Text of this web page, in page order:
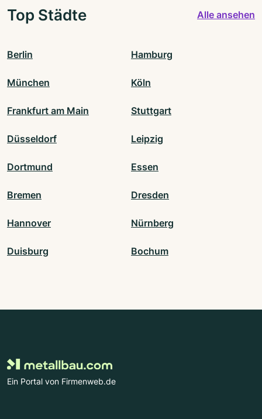
Top Städte Alle ansehen
Berlin Hamburg
München Köln
Frankfurt am Main Stuttgart
Düsseldorf Leipzig
Dortmund Essen
Bremen Dresden
Hannover Nürnberg
Duisburg Bochum
Ein Portal von Firmenweb.de